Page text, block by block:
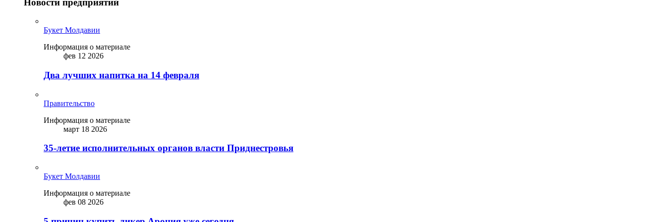
Букет Молдавии
Информация о материале
фев 12 2026
Два лучших напитка на 14 февраля
Правительство
Информация о материале
март 18 2026
35-летие исполнительных органов власти Приднестровья
Букет Молдавии
Информация о материале
фев 08 2026